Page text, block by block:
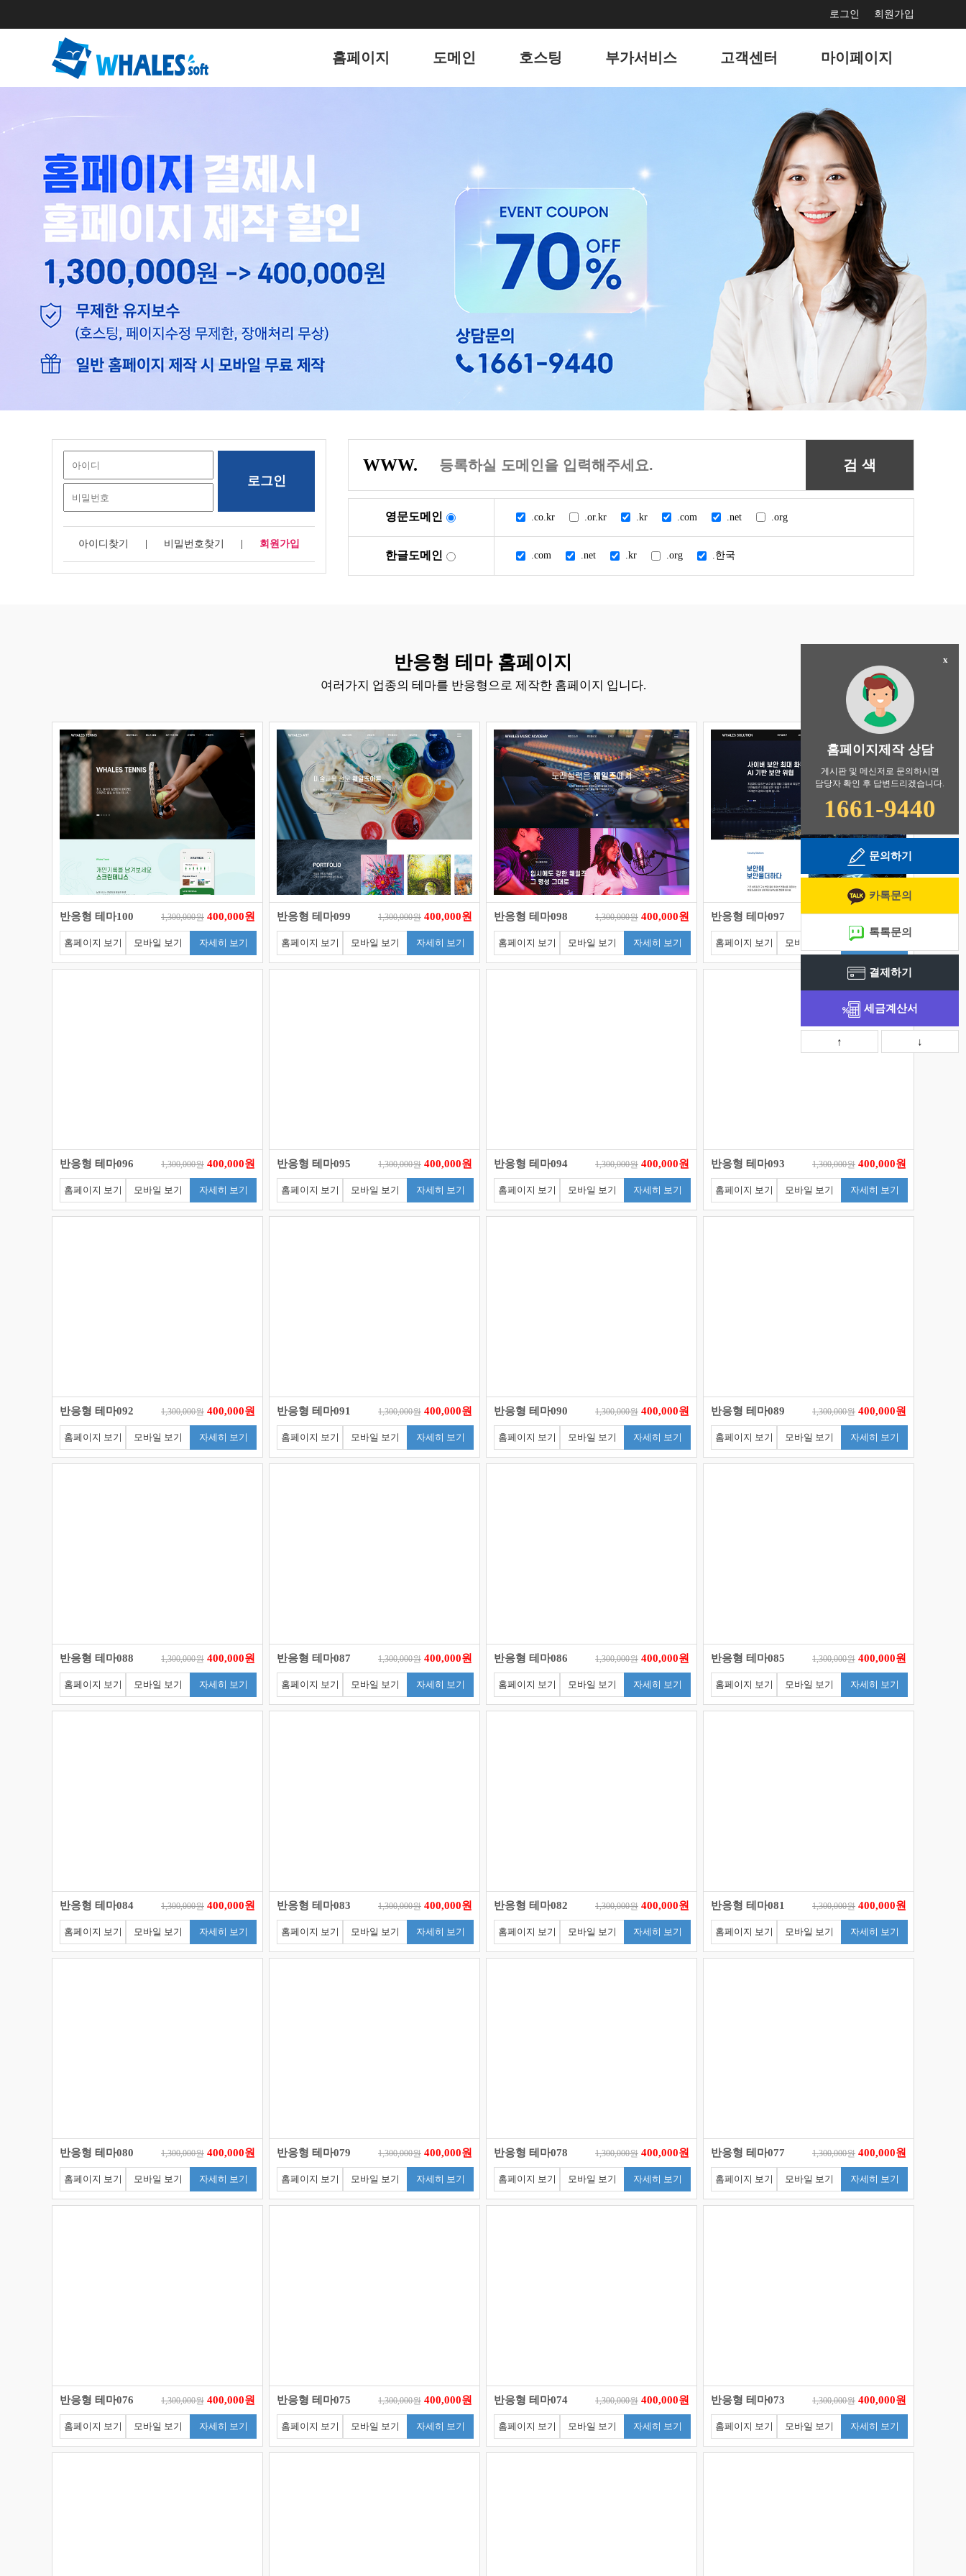
회원가입
로그인
마이페이지
서비스 사용현황
회원정보 관리
나의 서비스 관리
나의 도메인 관리
고객센터
문의게시판
고객지원게시판
자주묻는 질문
이벤트
부가서비스
블로그마케팅
언론홍보
웹호스팅솔루션
호스팅
도메인
홈페이지
아이디찾기 비밀번호찾기 회원가입
WWW.
영문도메인 .co.kr .or.kr .kr .com .net .org
한글도메인 .com .net .kr .org .한국
반응형 테마 홈페이지
여러가지 업종의 테마를 반응형으로 제작한 홈페이지 입니다.
반응형 테마100 1,300,000원 400,000원
홈페이지 보기 모바일 보기 자세히 보기
반응형 테마099 1,300,000원 400,000원
홈페이지 보기 모바일 보기 자세히 보기
반응형 테마098 1,300,000원 400,000원
홈페이지 보기 모바일 보기 자세히 보기
반응형 테마097 1,300,000원 400,000원
홈페이지 보기 모바일 보기 자세히 보기
반응형 테마096 1,300,000원 400,000원
홈페이지 보기 모바일 보기 자세히 보기
반응형 테마095 1,300,000원 400,000원
홈페이지 보기 모바일 보기 자세히 보기
반응형 테마094 1,300,000원 400,000원
홈페이지 보기 모바일 보기 자세히 보기
반응형 테마093 1,300,000원 400,000원
홈페이지 보기 모바일 보기 자세히 보기
반응형 테마092 1,300,000원 400,000원
홈페이지 보기 모바일 보기 자세히 보기
반응형 테마091 1,300,000원 400,000원
홈페이지 보기 모바일 보기 자세히 보기
반응형 테마090 1,300,000원 400,000원
홈페이지 보기 모바일 보기 자세히 보기
반응형 테마089 1,300,000원 400,000원
홈페이지 보기 모바일 보기 자세히 보기
반응형 테마088 1,300,000원 400,000원
홈페이지 보기 모바일 보기 자세히 보기
반응형 테마087 1,300,000원 400,000원
홈페이지 보기 모바일 보기 자세히 보기
반응형 테마086 1,300,000원 400,000원
홈페이지 보기 모바일 보기 자세히 보기
반응형 테마085 1,300,000원 400,000원
홈페이지 보기 모바일 보기 자세히 보기
반응형 테마084 1,300,000원 400,000원
홈페이지 보기 모바일 보기 자세히 보기
반응형 테마083 1,300,000원 400,000원
홈페이지 보기 모바일 보기 자세히 보기
반응형 테마082 1,300,000원 400,000원
홈페이지 보기 모바일 보기 자세히 보기
반응형 테마081 1,300,000원 400,000원
홈페이지 보기 모바일 보기 자세히 보기
반응형 테마080 1,300,000원 400,000원
홈페이지 보기 모바일 보기 자세히 보기
반응형 테마079 1,300,000원 400,000원
홈페이지 보기 모바일 보기 자세히 보기
반응형 테마078 1,300,000원 400,000원
홈페이지 보기 모바일 보기 자세히 보기
반응형 테마077 1,300,000원 400,000원
홈페이지 보기 모바일 보기 자세히 보기
반응형 테마076 1,300,000원 400,000원
홈페이지 보기 모바일 보기 자세히 보기
반응형 테마075 1,300,000원 400,000원
홈페이지 보기 모바일 보기 자세히 보기
반응형 테마074 1,300,000원 400,000원
홈페이지 보기 모바일 보기 자세히 보기
반응형 테마073 1,300,000원 400,000원
홈페이지 보기 모바일 보기 자세히 보기
x
홈페이지제작 상담
게시판 및 메신저로 문의하시면
담당자 확인 후 답변드리겠습니다.
1661-9440
문의하기
카톡문의
톡톡문의
결제하기
세금계산서
↑ ↓